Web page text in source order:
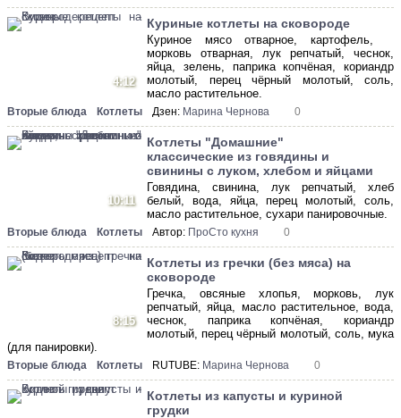
4:12
Куриные котлеты на сковороде
Куриное мясо отварное, картофель,
морковь отварная, лук репчатый, чеснок,
яйца, зелень, паприка копчёная, кориандр
молотый, перец чёрный молотый, соль,
масло растительное.
Вторые блюда Котлеты Дзен: Марина Чернова 0
10:11
Котлеты "Домашние"
классические из говядины и
свинины с луком, хлебом и яйцами
Говядина, свинина, лук репчатый, хлеб
белый, вода, яйца, перец молотый, соль,
масло растительное, сухари панировочные.
Вторые блюда Котлеты Автор: ПроСто кухня 0
8:15
Котлеты из гречки (без мяса) на
сковороде
Гречка, овсяные хлопья, морковь, лук
репчатый, яйца, масло растительное, вода,
чеснок, паприка копчёная, кориандр
молотый, перец чёрный молотый, соль, мука
(для панировки).
Вторые блюда Котлеты RUTUBE: Марина Чернова 0
Котлеты из капусты и куриной
грудки